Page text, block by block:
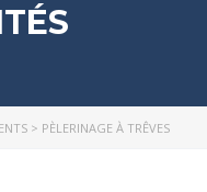
> PÈLERINAGE À TRÊVES